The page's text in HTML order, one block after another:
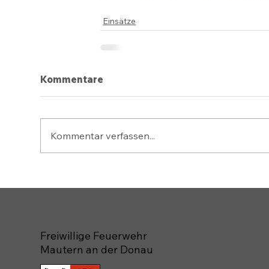
Einsätze
Kommentare
Kommentar verfassen...
Freiwillige Feuerwehr
Mautern an der Donau